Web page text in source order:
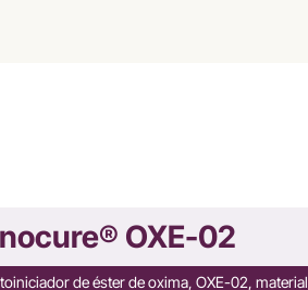
OXE-02
de éster de oxima, OXE-02, material